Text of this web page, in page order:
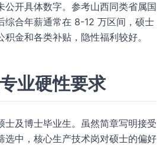
公开具体数字。参考山西同类省属国
综合年薪通常在 8-12 万区间，硕士
金和各类补贴，隐性福利较好。
业硬性要求
士及博士毕业生。虽然简章写明接受
选中，核心生产技术岗对硕士的偏好